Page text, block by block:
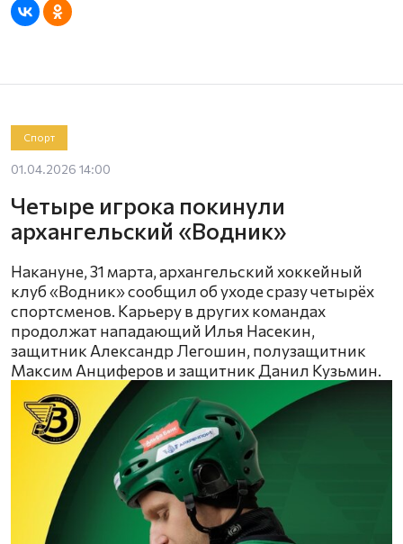
Спорт
01.04.2026 14:00
Четыре игрока покинули
архангельский «Водник»
Накануне, 31 марта, архангельский хоккейный
клуб «Водник» сообщил об уходе сразу четырёх
спортсменов. Карьеру в других командах
продолжат нападающий Илья Насекин,
защитник Александр Легошин, полузащитник
Максим Анциферов и защитник Данил Кузьмин.